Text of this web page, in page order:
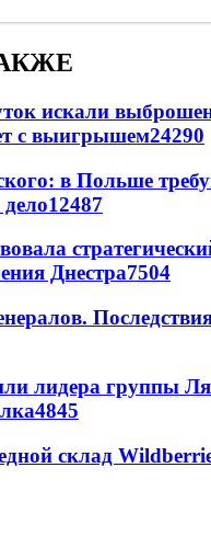
искали
с выигрышем24290
в Польше
12487
Днестра7504
лидера группы
4845
склад